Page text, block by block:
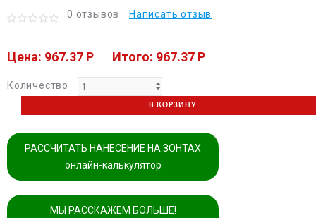
0 отзывов Написать отзыв
Цена: 967.37 P Итого: 967.37 P
Количество
В КОРЗИНУ
РАССЧИТАТЬ НАНЕСЕНИЕ НА ЗОНТАХ
онлайн-калькулятор
МЫ РАССКАЖЕМ БОЛЬШЕ!